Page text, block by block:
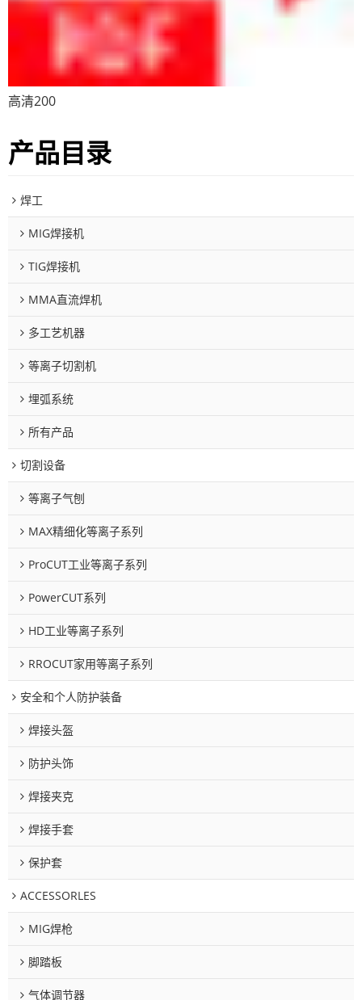
高清200
产品目录
焊工
MIG焊接机
TIG焊接机
MMA直流焊机
多工艺机器
等离子切割机
埋弧系统
所有产品
切割设备
等离子气刨
MAX精细化等离子系列
ProCUT工业等离子系列
PowerCUT系列
HD工业等离子系列
RROCUT家用等离子系列
安全和个人防护装备
焊接头盔
防护头饰
焊接夹克
焊接手套
保护套
ACCESSORLES
MIG焊枪
脚踏板
气体调节器